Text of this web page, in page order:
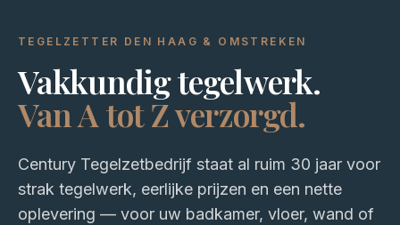
TEGELZETTER DEN HAAG & OMSTREKEN
Vakkundig tegelwerk.
Van A tot Z verzorgd.
Century Tegelzetbedrijf staat al ruim 30 jaar voor
strak tegelwerk, eerlijke prijzen en een nette
oplevering — voor uw badkamer, vloer, wand of